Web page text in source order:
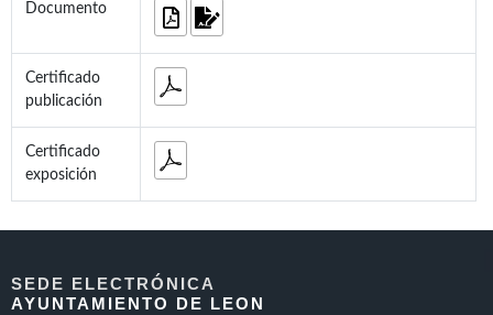
Documento
Certificado
publicación
Certificado
exposición
SEDE ELECTRÓNICA
AYUNTAMIENTO DE LEON